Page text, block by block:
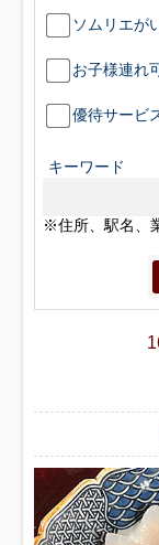
ソムリエが
お子様連れ
優待サービ
キーワード
※住所、駅名、